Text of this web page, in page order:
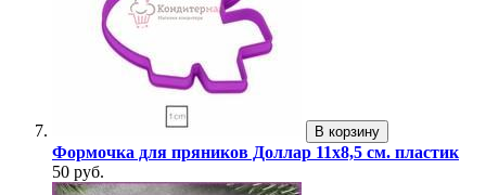
В корзину
Формочка для пряников Доллар 11х8,5 см. пластик
50 руб.